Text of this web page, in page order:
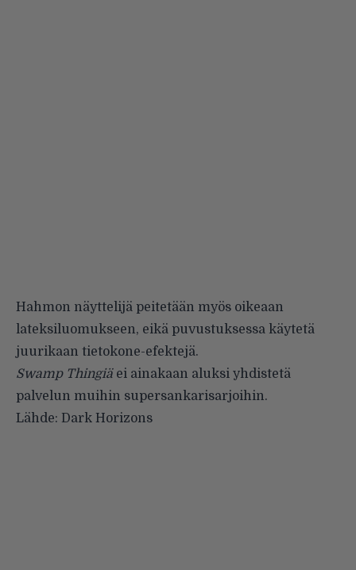
Hahmon näyttelijä peitetään myös oikeaan
lateksiluomukseen, eikä puvustuksessa käytetä
juurikaan tietokone-efektejä.
Swamp Thingiäei ainakaan aluksi yhdistetä
palvelun muihin supersankarisarjoihin.
Lähde: Dark Horizons